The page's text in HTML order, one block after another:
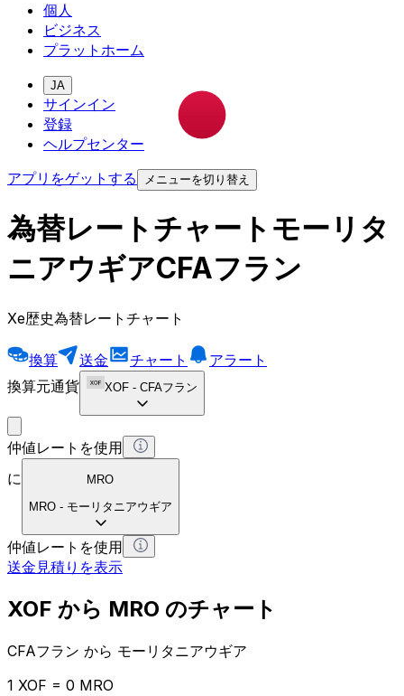
個人
ビジネス
プラットホーム
JA
サインイン
登録
ヘルプセンター
アプリをゲットする
メニューを切り替え
為替レートチャートモーリタ
ニアウギアCFAフラン
Xe歴史為替レートチャート
換算 送金 チャート
アラート
換算元通貨
XOF - CFAフラン
仲値レートを使用
に
MRO
MRO - モーリタニアウギア
仲値レートを使用
送金見積りを表示
XOF から MRO のチャート
CFAフラン から モーリタニアウギア
1 XOF = 0 MRO